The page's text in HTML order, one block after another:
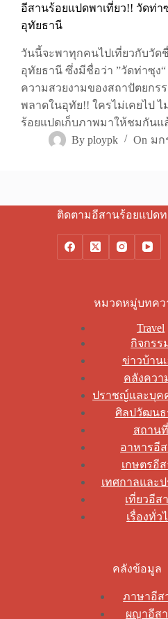
อีสานร้อยแปดพาเที่ยว!! วัดท่า
อุทัยธานี
วันนี้จะพาทุกคนไปเที่ยวกับวัด
อุทัยธานี ซึ่งมีชื่อว่า ”วัดท่าซุง
ความสวยงามของสถาปัตยกร
พลาดในอุทัย!! ใครไม่เคยไป
ร้อยแปดเก็บภาพมาให้ชมกันแ
By ploypk On มก
ติดตามอีสานร้อยแปดท
หมวดหมู่บทคว
Travel
กิจกรร
ข่าวบ้าน
คลังควา
ปราชญ์และบุค
ศิลปวัฒนธ
สถานที่
อาหารอี
เกษตรอี
เทศกาลและ
เที่ยวอีส
เรื่องทั่ว
คลังข้อมูล
ภาษาอีส
ผญาอีส